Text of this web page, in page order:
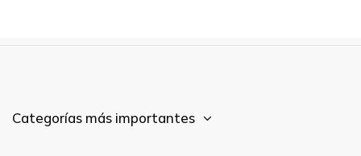
Categorías más importantes